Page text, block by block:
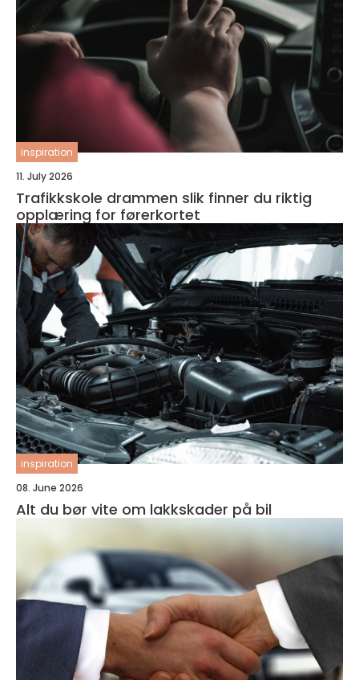
inspiration
11. July 2026
Trafikkskole drammen slik finner du riktig
opplæring for førerkortet
inspiration
08. June 2026
Alt du bør vite om lakkskader på bil